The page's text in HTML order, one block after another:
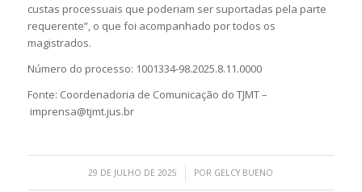
custas processuais que poderiam ser suportadas pela parte
requerente”, o que foi acompanhado por todos os
magistrados.
Número do processo: 1001334-98.2025.8.11.0000
Fonte: Coordenadoria de Comunicação do TJMT –
imprensa@tjmt.jus.br
29 DE JULHO DE 2025
/ POR GELCY BUENO